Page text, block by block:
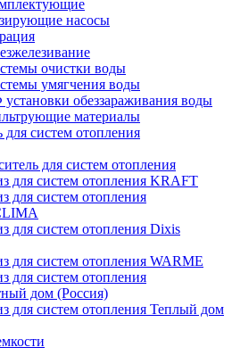
насосы
очистки воды
умягчения воды
обеззараживания воды
материалы
для систем отопления
для систем отопления
для систем отопления KRAFT
для систем отопления
для систем отопления Dixis
для систем отопления WARME
для систем отопления
дом (Россия)
для систем отопления Теплый дом